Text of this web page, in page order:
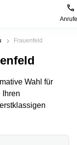
Frauenfeld
Wahl für
Ihren